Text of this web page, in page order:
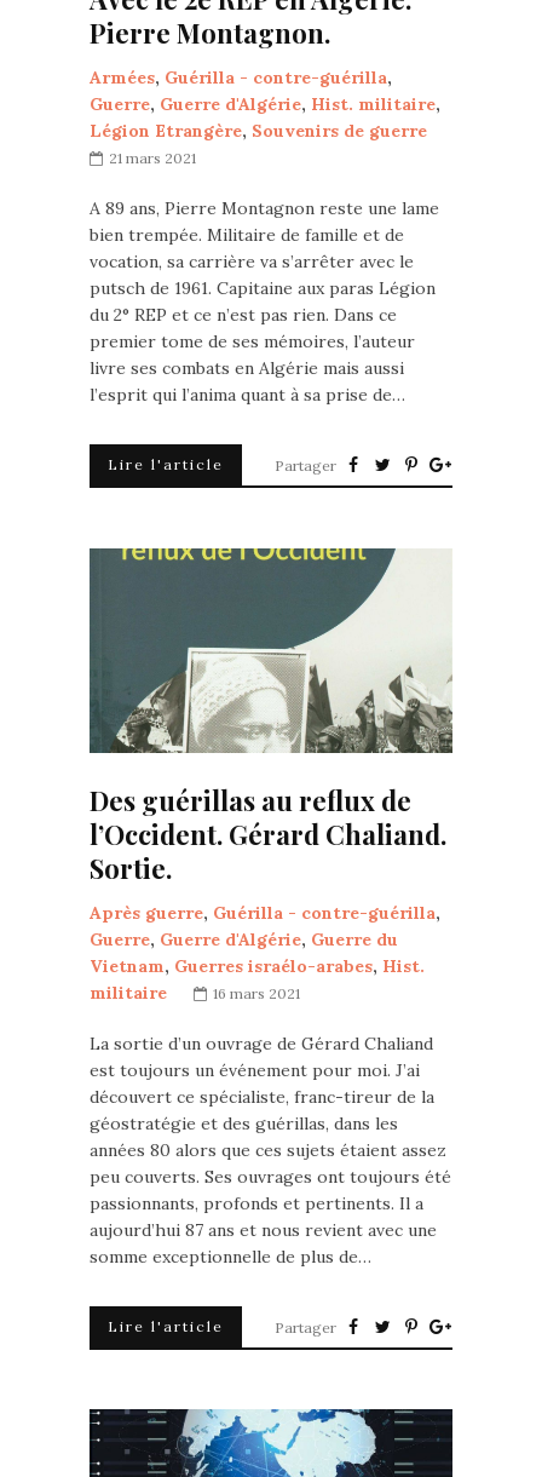
Pierre Montagnon.
Armées, Guérilla - contre-guérilla,
Guerre, Guerre d'Algérie, Hist. militaire,
Légion Etrangère, Souvenirs de guerre
21 mars 2021
A 89 ans, Pierre Montagnon reste une lame
bien trempée. Militaire de famille et de
vocation, sa carrière va s’arrêter avec le
putsch de 1961. Capitaine aux paras Légion
du 2° REP et ce n’est pas rien. Dans ce
premier tome de ses mémoires, l’auteur
livre ses combats en Algérie mais aussi
l’esprit qui l’anima quant à sa prise de…
Lire l'article Partager
Des guérillas au reflux de
l’Occident. Gérard Chaliand.
Sortie.
Après guerre, Guérilla - contre-guérilla,
Guerre, Guerre d'Algérie, Guerre du
Vietnam, Guerres israélo-arabes, Hist.
militaire
16 mars 2021
La sortie d’un ouvrage de Gérard Chaliand
est toujours un événement pour moi. J’ai
découvert ce spécialiste, franc-tireur de la
géostratégie et des guérillas, dans les
années 80 alors que ces sujets étaient assez
peu couverts. Ses ouvrages ont toujours été
passionnants, profonds et pertinents. Il a
aujourd’hui 87 ans et nous revient avec une
somme exceptionnelle de plus de…
Lire l'article Partager